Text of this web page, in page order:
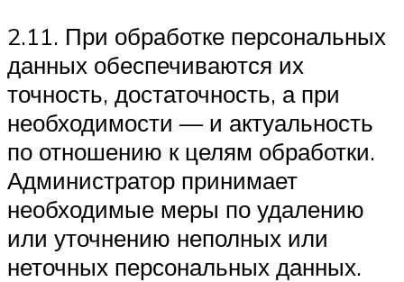
2.11. При обработке персональных
данных обеспечиваются их
точность, достаточность, а при
необходимости — и актуальность
по отношению к целям обработки.
Администратор принимает
необходимые меры по удалению
или уточнению неполных или
неточных персональных данных.